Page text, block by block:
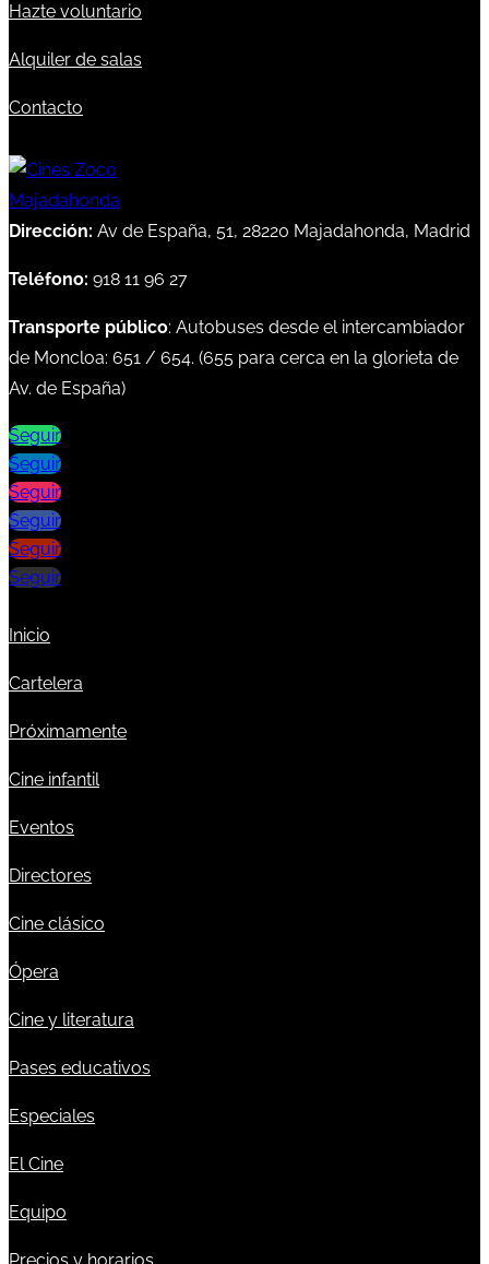
Hazte voluntario
Alquiler de salas
Contacto
Dirección: Av de España, 51, 28220 Majadahonda, Madrid
Teléfono: 918 11 96 27
Transporte público: Autobuses desde el intercambiador
de Moncloa: 651 / 654. (655 para cerca en la glorieta de
Av. de España)
Seguir
Seguir
Seguir
Seguir
Seguir
Seguir
Inicio
Cartelera
Próximamente
Cine infantil
Eventos
Directores
Cine clásico
Ópera
Cine y literatura
Pases educativos
Especiales
El Cine
Equipo